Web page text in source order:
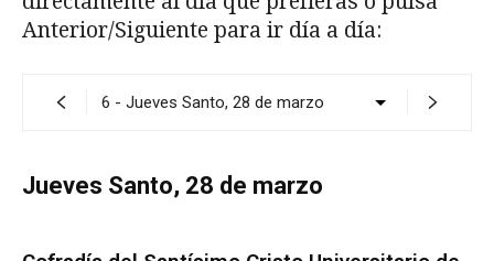
Anterior/Siguiente para ir día a día:
Jueves Santo, 28 de marzo